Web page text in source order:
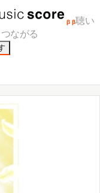
β β聴い
ながる